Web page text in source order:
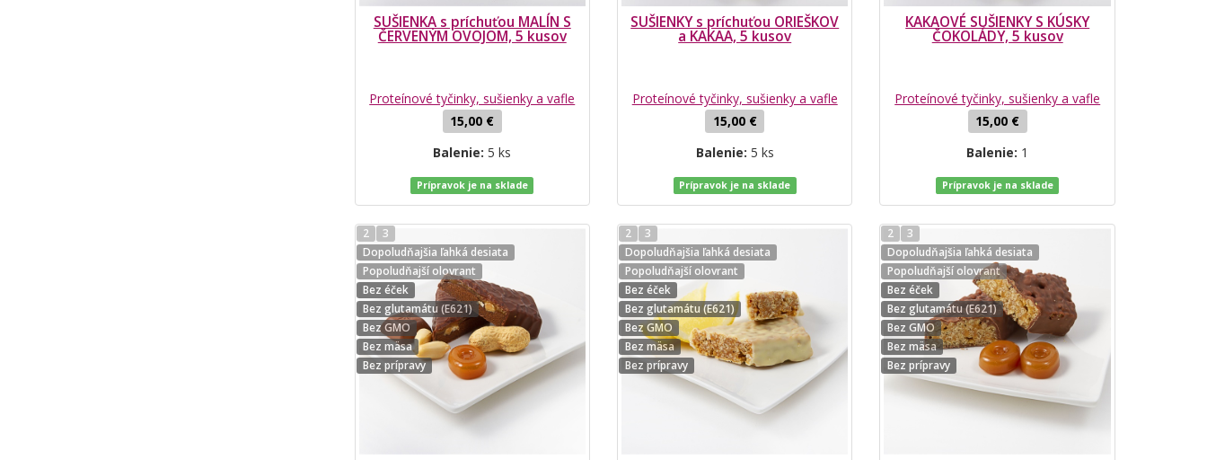
SUŠIENKA s príchuťou MALÍN S
ČERVENÝM OVOJOM, 5 kusov
Proteínové tyčinky, sušienky a vafle
15,00 €
Balenie:5 ks
Prípravok je na sklade
SUŠIENKY s príchuťou ORIEŠKOV
a KAKAA, 5 kusov
Proteínové tyčinky, sušienky a vafle
15,00 €
Balenie: 5 ks
Prípravok je na sklade
KAKAOVÉ SUŠIENKY S KÚSKY
ČOKOLÁDY, 5 kusov
Proteínové tyčinky, sušienky a vafle
15,00 €
Balenie: 1
Prípravok je na sklade
2
3
Dopoludňajšia ľahká desiata
Popoludňajší olovrant
Bez éček
Bez glutamátu (E621)
Bez GMO
Bez mäsa
Bez prípravy
2
3
Dopoludňajšia ľahká desiata
Popoludňajší olovrant
Bez éček
Bez glutamátu (E621)
Bez GMO
Bez mäsa
Bez prípravy
2
3
Dopoludňajšia ľahká desiata
Popoludňajší olovrant
Bez éček
Bez glutamátu (E621)
Bez GMO
Bez mäsa
Bez prípravy